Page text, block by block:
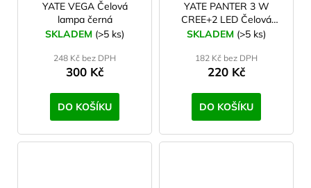
YATE VEGA Čelová
lampa černá
SKLADEM (>5 ks)
248 Kč bez DPH
300 Kč
DO KOŠÍKU
YATE PANTER 3 W
CREE+2 LED Čelová
lampa černá
SKLADEM (>5 ks)
182 Kč bez DPH
220 Kč
DO KOŠÍKU